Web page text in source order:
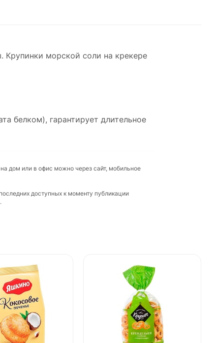
Крупинки морской соли на крекере
белком), гарантирует длительное
на дом или в офис можно через сайт, мобильное
доступных к моменту публикации